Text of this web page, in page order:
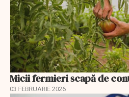
Micii fermieri scapă de
03 FEBRUARIE 2026